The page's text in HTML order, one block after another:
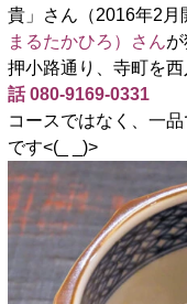
貴」さん（2016年2月
まるたかひろ）さんが
押小路通り、寺町を西
話 080-9169-0331
コースではなく、一
です<(_ _)>